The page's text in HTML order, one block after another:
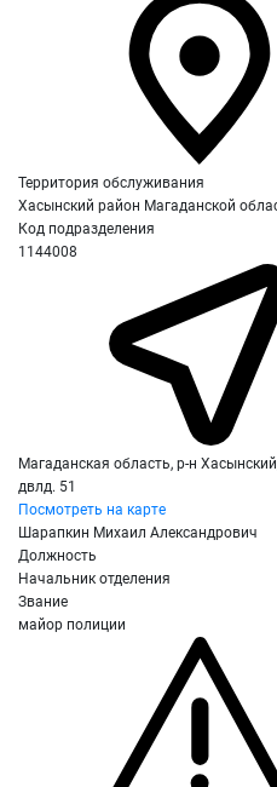
Территория обслуживания
Хасынский район Магаданской
Код подразделения
1144008
Магаданская область, р-н
двлд. 51
Посмотреть на карте
Шарапкин Михаил Александрович
Должность
Начальник отделения
Звание
майор полиции